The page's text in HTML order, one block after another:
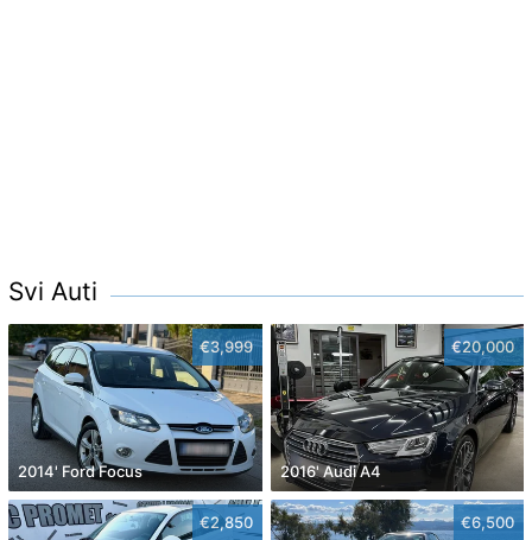
Svi Auti
€3,999
2014' Ford Focus
€20,000
2016' Audi A4
€2,850 €6,500